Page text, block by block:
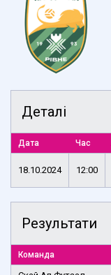
Деталі
Дата Час
18.10.2024 12:00
Результати
Команда